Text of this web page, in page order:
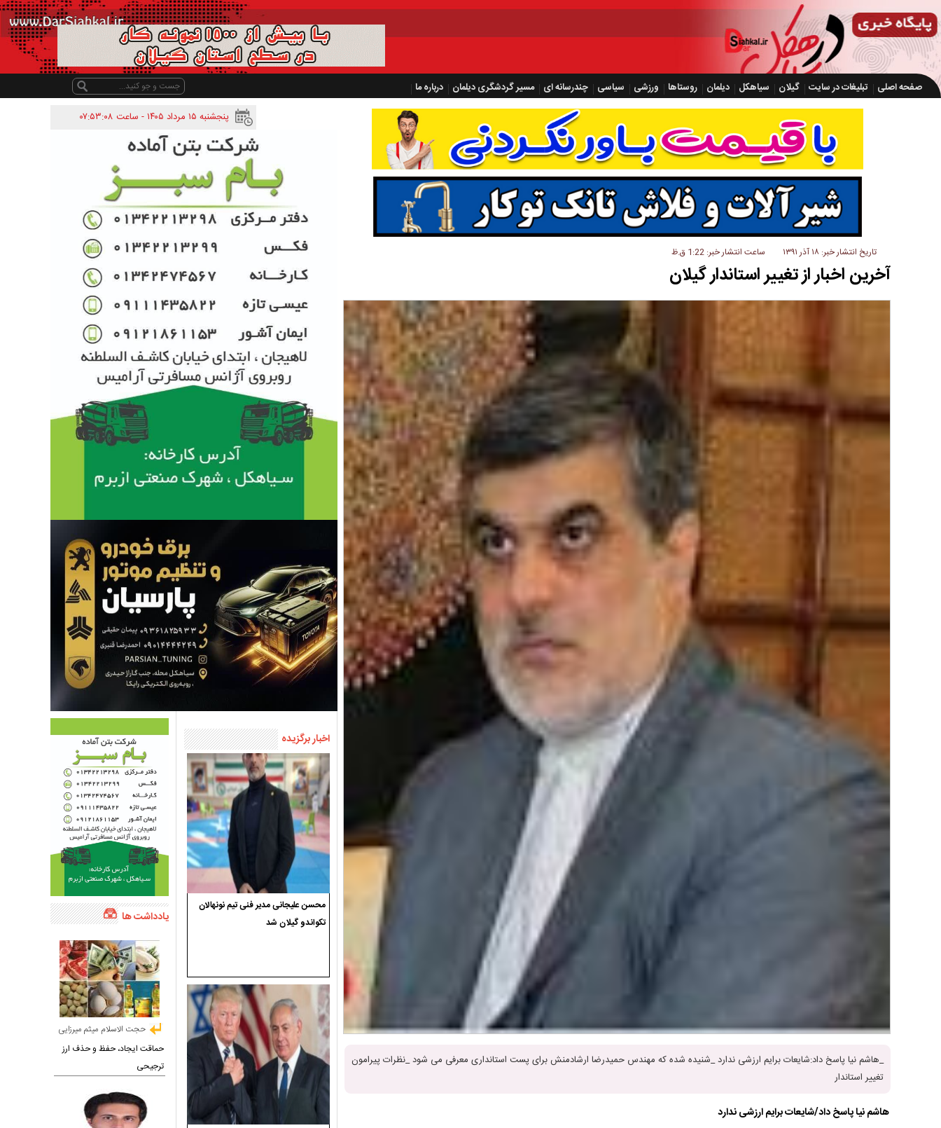
صفحه اصلی تبلیغات در سایت گیلان سیاهکل دیلمان روستاها ورزشی سیاسی چندرسانه ای مسیر گردشگری دیلمان
درباره ما
پنجشنبه ۱۵ مرداد ۱۴۰۵ - ساعت
۰۷:۵۳:۰۸
تاریخ انتشار خبر: ۱۸ آذر ۱۳۹۱ ساعت انتشار خبر: 1:22 ق.ظ
آخرین اخبار از تغییر استاندار گیلان
_هاشم نیا پاسخ داد:شایعات برایم ارزشی ندارد _شنیده شده که مهندس حمیدرضا ارشادمنش برای پست استانداری معرفی می شود _نظرات پیرامون
تغییر استاندار
هاشم نیا پاسخ داد/شایعات برایم ارزشی ندارد
اخبار برگزیده
محسن علیجانی مدیر فنی تیم نونهالان
تکواندو گیلان شد
یادداشت ها
حجت الاسلام میثم میرزایی
حماقت ایجاد، حفظ و حذف ارز
ترجیحی